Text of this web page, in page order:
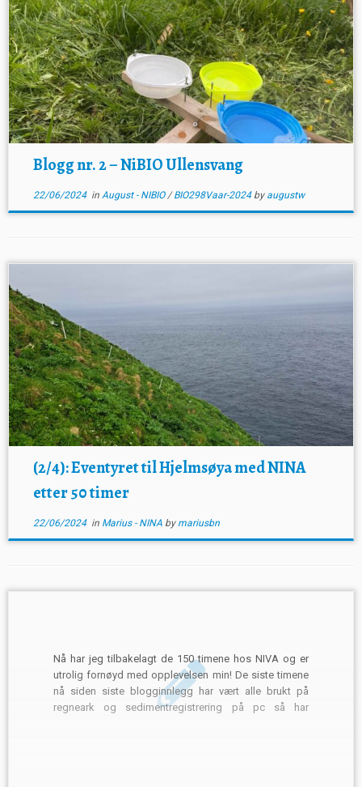
Blogg nr. 2 – NiBIO Ullensvang
22/06/2024in August - NIBIO/BIO298Vaar-2024 by augustw
(2/4): Eventyret til Hjelmsøya med NINA
etter 50 timer
22/06/2024in Marius - NINA by mariusbn
Nå har jeg tilbakelagt de 150 timene hos NIVA og er
utrolig fornøyd med opplevelsen min! De siste timene
nå siden siste blogginnlegg har vært alle brukt på
regneark og sedimentregistrering på pc så har